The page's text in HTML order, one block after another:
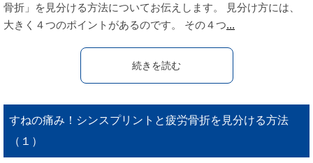
骨折」を見分ける方法についてお伝えします。 見分け方には、
大きく４つのポイントがあるのです。 その４つ...
続きを読む
すねの痛み！シンスプリントと疲労骨折を見分ける方法
（１）